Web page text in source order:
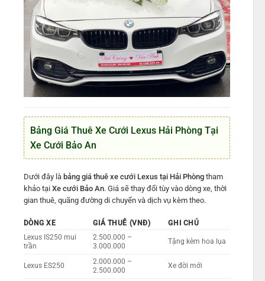
Bảng Giá Thuê Xe Cưới Lexus Hải Phòng Tại
Xe Cưới Bảo An
Dưới đây là bảng giá thuê xe cưới Lexus tại Hải Phòngtham
khảo tại Xe cưới Bảo An. Giá sẽ thay đổi tùy vào dòng xe, thời
gian thuê, quãng đường di chuyển và dịch vụ kèm theo.
DÒNG XE GIÁ THUÊ (VNĐ)
GHI CHÚ
Lexus IS250 mui
trần
2.500.000 –
3.000.000
Tặng kèm hoa lụa
Lexus ES250
2.000.000 –
2.500.000
Xe đời mới